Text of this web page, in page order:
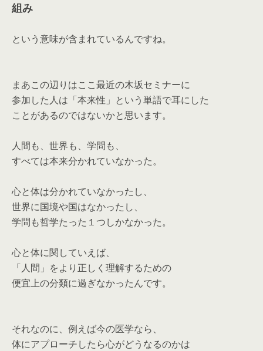
組み
という意味が含まれているんですね。
まあこの辺りはここ最近の木坂セミナーに
参加した人は「本来性」という単語で耳にした
ことがあるのではないかと思います。
人間も、世界も、学問も、
すべては本来分かれていなかった。
心と体は分かれていなかったし、
世界に国境や国はなかったし、
学問も哲学たった１つしかなかった。
心と体に関していえば、
「人間」をより正しく理解するための
便宜上の分類に過ぎなかったんです。
それなのに、例えば今の医学なら、
体にアプローチしたら心がどうなるのかは